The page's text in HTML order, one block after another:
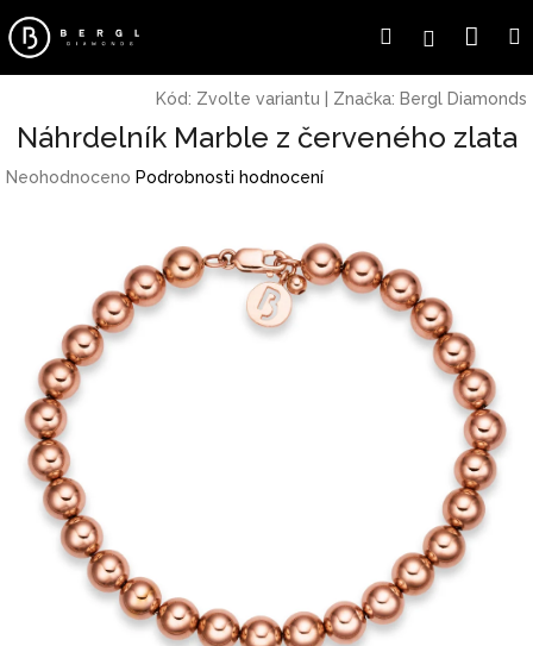
na
obsah
HledatPřihlášení
Kód: Zvolte variantu Značka: Bergl Diamonds
Náhrdelník Marble z červeného zlata
Průměrné
hvězdiček.
Neohodnoceno Podrobnosti hodnocení